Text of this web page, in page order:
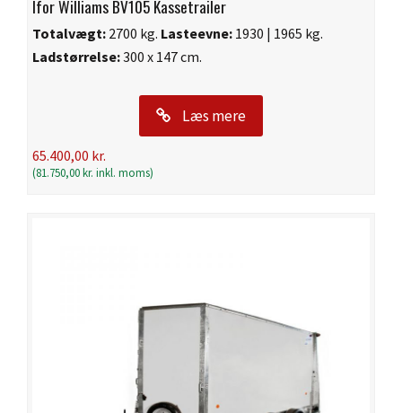
Ifor Williams BV105 Kassetrailer
Totalvægt: 2700 kg. Lasteevne: 1930 | 1965 kg.
Ladstørrelse:300 x 147 cm.
Læs mere
65.400,00 kr.
(81.750,00kr. inkl. moms)